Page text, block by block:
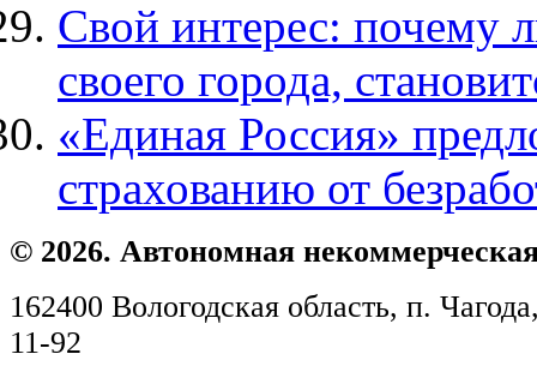
Свой интерес: почему
своего города,
«Единая Россия»
страхованию от
© 2026. Автономная
162400 Вологодская область, п.
11-92